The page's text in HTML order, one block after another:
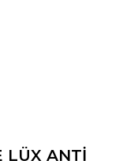
LÜX ANTİ